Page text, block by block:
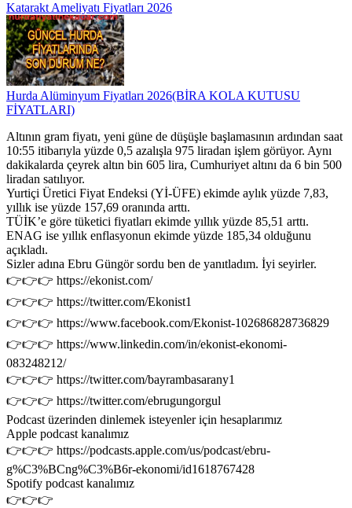
Katarakt Ameliyatı Fiyatları 2026
Hurda Alüminyum Fiyatları 2026(BİRA KOLA KUTUSU
FİYATLARI)
Altının gram fiyatı, yeni güne de düşüşle başlamasının ardından saat
10:55 itibarıyla yüzde 0,5 azalışla 975 liradan işlem görüyor. Aynı
dakikalarda çeyrek altın bin 605 lira, Cumhuriyet altını da 6 bin 500
liradan satılıyor.
Yurtiçi Üretici Fiyat Endeksi (Yİ-ÜFE) ekimde aylık yüzde 7,83,
yıllık ise yüzde 157,69 oranında arttı.
TÜİK’e göre tüketici fiyatları ekimde yıllık yüzde 85,51 arttı.
ENAG ise yıllık enflasyonun ekimde yüzde 185,34 olduğunu
açıkladı.
Sizler adına Ebru Güngör sordu ben de yanıtladım. İyi seyirler.
👉👉👉 https://ekonist.com/
👉👉👉 https://twitter.com/Ekonist1
👉👉👉 https://www.facebook.com/Ekonist-102686828736829
👉👉👉 https://www.linkedin.com/in/ekonist-ekonomi-
083248212/
👉👉👉 https://twitter.com/bayrambasarany1
👉👉👉 https://twitter.com/ebrugungorgul
Podcast üzerinden dinlemek isteyenler için hesaplarımız
Apple podcast kanalımız
👉👉👉 https://podcasts.apple.com/us/podcast/ebru-
g%C3%BCng%C3%B6r-ekonomi/id1618767428
Spotify podcast kanalımız
👉👉👉